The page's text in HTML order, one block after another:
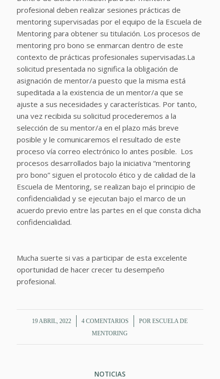
profesional deben realizar sesiones prácticas de
mentoring supervisadas por el equipo de la Escuela de
Mentoring para obtener su titulación. Los procesos de
mentoring pro bono se enmarcan dentro de este
contexto de prácticas profesionales supervisadas.La
solicitud presentada no significa la obligación de
asignación de mentor/a puesto que la misma está
supeditada a la existencia de un mentor/a que se
ajuste a sus necesidades y características. Por tanto,
una vez recibida su solicitud procederemos a la
selección de su mentor/a en el plazo más breve
posible y le comunicaremos el resultado de este
proceso vía correo electrónico lo antes posible. Los
procesos desarrollados bajo la iniciativa “mentoring
pro bono” siguen el protocolo ético y de calidad de la
Escuela de Mentoring, se realizan bajo el principio de
confidencialidad y se ejecutan bajo el marco de un
acuerdo previo entre las partes en el que consta dicha
confidencialidad.
Mucha suerte si vas a participar de esta excelente
oportunidad de hacer crecer tu desempeño
profesional.
19 ABRIL, 2022
/ 4 COMENTARIOS
/ PORESCUELA DE
MENTORING
NOTICIAS